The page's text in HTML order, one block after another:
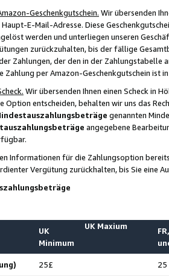
Geschenkgutschein. Wir übersenden
E-Mail-Adresse. Diese
werden und unterliegen unseren
zurückzuhalten, bis der fällige
Zahlungen, der den in der
Zahlung per Amazon-Geschenkgutschein ist
Wir übersenden Ihnen einen Scheck in
Option entscheiden, behalten wir uns das
genannten
angegebene
Informationen für die Zahlungsoption
Vergütung zurückhalten, bis Sie
UK
Minimum
UK Maxium
25£ 25